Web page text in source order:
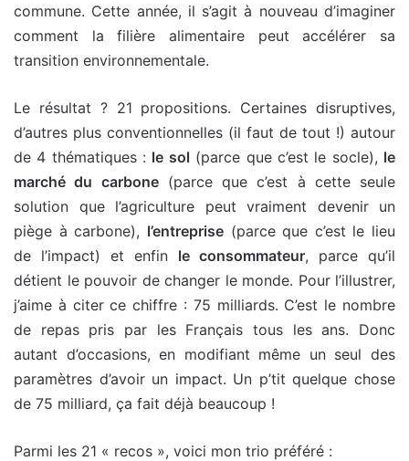
commune. Cette année, il s’agit à nouveau d’imaginer
comment la filière alimentaire peut accélérer sa
transition environnementale.
Le résultat ? 21 propositions. Certaines disruptives,
d’autres plus conventionnelles (il faut de tout !) autour
de 4 thématiques : le sol (parce que c’est le socle), le
marché du carbone(parce que c’est à cette seule
solution que l’agriculture peut vraiment devenir un
piège à carbone), l’entreprise(parce que c’est le lieu
de l’impact) et enfin le consommateur, parce qu’il
détient le pouvoir de changer le monde. Pour l’illustrer,
j’aime à citer ce chiffre : 75 milliards. C’est le nombre
de repas pris par les Français tous les ans. Donc
autant d’occasions, en modifiant même un seul des
paramètres d’avoir un impact. Un p’tit quelque chose
de 75 milliard, ça fait déjà beaucoup !
Parmi les 21 « recos », voici mon trio préféré :